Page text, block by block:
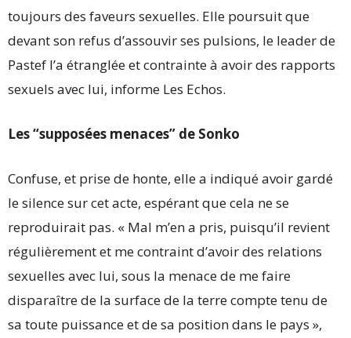
toujours des faveurs sexuelles. Elle poursuit que
devant son refus d’assouvir ses pulsions, le leader de
Pastef l’a étranglée et contrainte à avoir des rapports
sexuels avec lui, informe Les Echos.
Les “supposées menaces” de Sonko
Confuse, et prise de honte, elle a indiqué avoir gardé
le silence sur cet acte, espérant que cela ne se
reproduirait pas. « Mal m’en a pris, puisqu’il revient
régulièrement et me contraint d’avoir des relations
sexuelles avec lui, sous la menace de me faire
disparaître de la surface de la terre compte tenu de
sa toute puissance et de sa position dans le pays »,